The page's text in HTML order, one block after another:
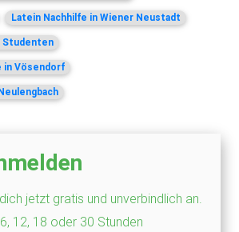
Latein Nachhilfe in Wiener Neustadt
Studenten
in Vösendorf
jetzt gratis und unverbindlich an.
12, 18 oder 30 Stunden